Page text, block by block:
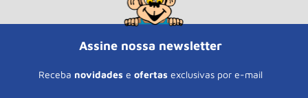
Assine nossa newsletter
Receba novidades e ofertas exclusivas por e-mail